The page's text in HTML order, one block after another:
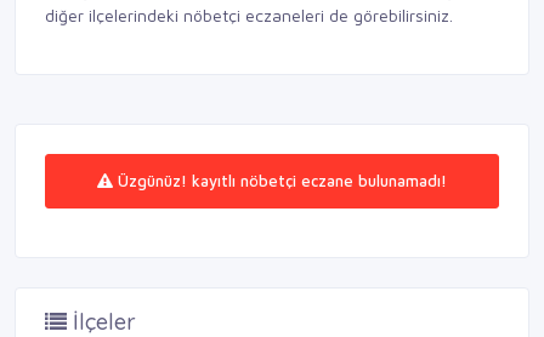
diğer ilçelerindeki nöbetçi eczaneleri de görebilirsiniz.
Üzgünüz! kayıtlı nöbetçi eczane bulunamadı!
İlçeler